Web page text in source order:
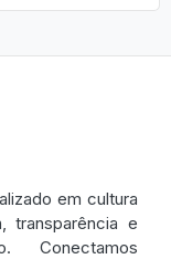
em cultura
transparência e
Conectamos